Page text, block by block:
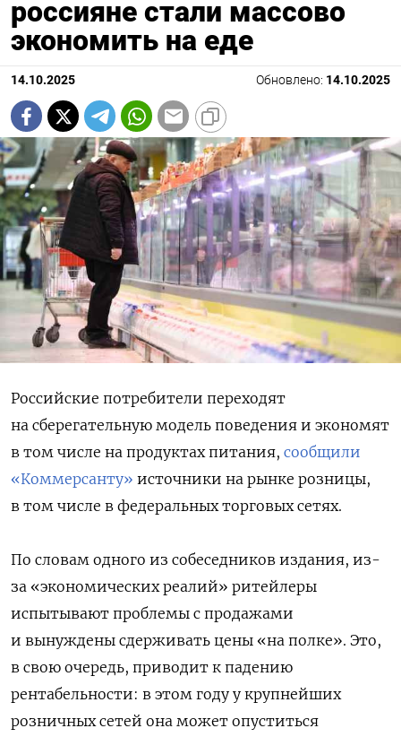
россияне cтали массово
экономить на еде
14.10.2025 Обновлено: 14.10.2025
Российские потребители переходят
на сберегательную модель поведения и экономят
в том числе на продуктах питания, сообщили
«Коммерсанту» источники на рынке розницы,
в том числе в федеральных торговых сетях.
По словам одного из собеседников издания, из-
за «экономических реалий» ритейлеры
испытывают проблемы с продажами
и вынуждены сдерживать цены «на полке». Это,
в свою очередь, приводит к падению
рентабельности: в этом году у крупнейших
розничных сетей она может опуститься